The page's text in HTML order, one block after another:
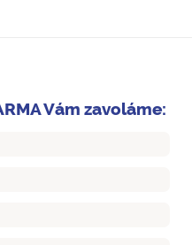
Vám zavoláme: